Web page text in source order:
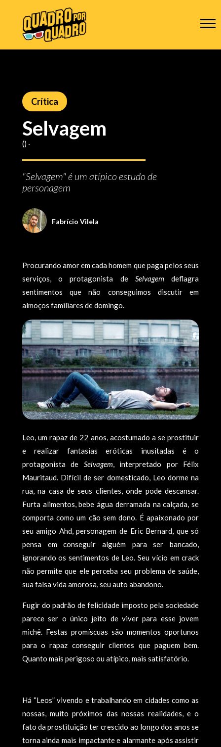
Crítica
Selvagem
() ‧
"Selvagem" é um atípico estudo de
personagem
Fabrício Vilela
Procurando amor em cada homem que paga pelos seus
serviços, o protagonista de Selvagem deflagra
sentimentos que não conseguimos discutir em
almoços familiares de domingo.
Leo, um rapaz de 22 anos, acostumado a se prostituir
e realizar fantasias eróticas inusitadas é o
protagonista de Selvagem , interpretado por Félix
Mauritaud. Difícil de ser domesticado, Leo dorme na
rua, na casa de seus clientes, onde pode descansar.
Furta alimentos, bebe água derramada na calçada, se
comporta como um cão sem dono. É apaixonado por
seu amigo Ahd, personagem de Eric Bernard, que só
pensa em conseguir alguém para ser bancado,
ignorando os sentimentos de Leo. Seu vício em crack
não permite que ele perceba seu problema de saúde,
sua falsa vida amorosa, seu auto abandono.
Fugir do padrão de felicidade imposto pela sociedade
parece ser o único jeito de viver para esse jovem
michê. Festas promíscuas são momentos oportunos
para o rapaz conseguir clientes que paguem bem.
Quanto mais perigoso ou atípico, mais satisfatório.
Há “Leos” vivendo e trabalhando em cidades como as
nossas, muito próximos das nossas realidades, e o
fato da prostituição ter crescido ao longo dos anos se
torna ainda mais impactante e alarmante após assistir